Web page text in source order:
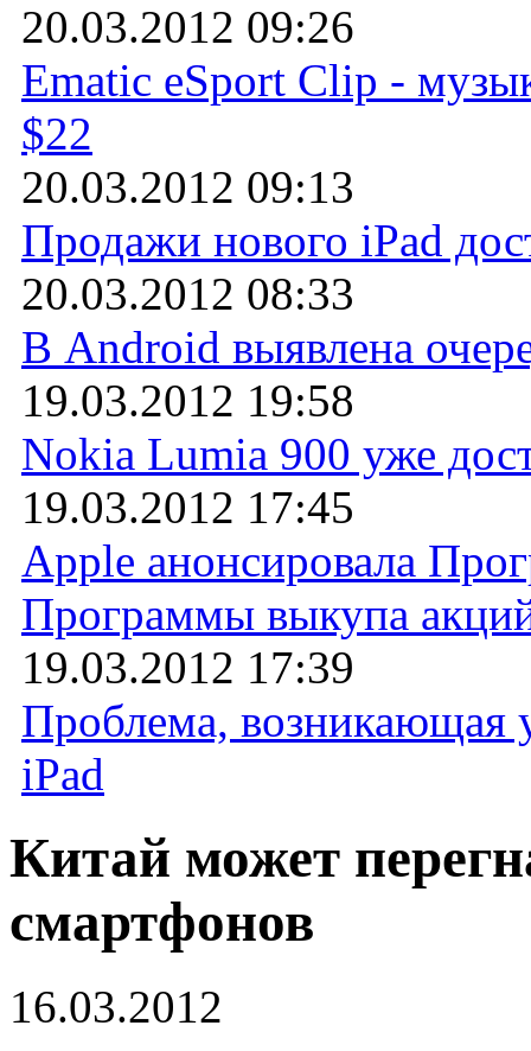
20.03.2012 09:26
Ematic eSport Clip -
$22
20.03.2012 09:13
Продажи нового iPad
20.03.2012 08:33
В Android выявлена
19.03.2012 19:58
Nokia Lumia 900 уже
19.03.2012 17:45
Apple анонсировала
Программы выкупа
19.03.2012 17:39
Проблема, возникающая
iPad
Китай может
смартфонов
16.03.2012